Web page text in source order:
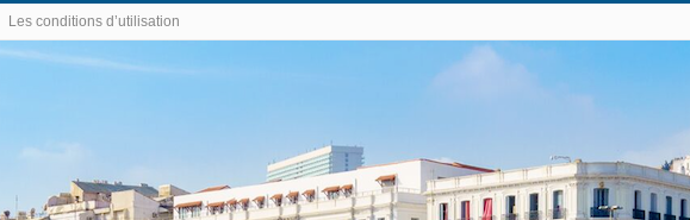
Les conditions d’utilisation